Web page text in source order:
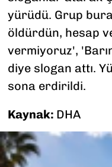
yürüdü. Grup
öldürdün, hesap
vermiyoruz',
diye slogan attı.
sona erdirildi.
Kaynak: DHA